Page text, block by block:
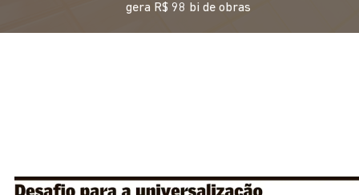
gera R$ 98 bi de obras